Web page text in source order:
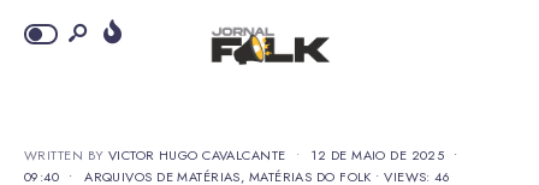
WRITTEN BY VICTOR HUGO CAVALCANTE • 12 DE MAIO DE 2025 •
09:40 • ARQUIVOS DE MATÉRIAS, MATÉRIAS DO FOLK •VIEWS: 46